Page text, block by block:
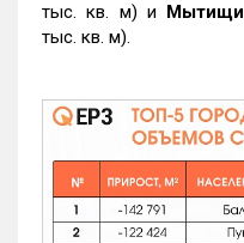
тыс. кв. м) и Мытищи
тыс. кв. м).